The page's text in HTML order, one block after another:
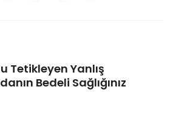
Tetikleyen Yanlış
Bedeli Sağlığınız